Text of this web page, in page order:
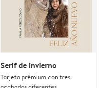
Serif de invierno
Tarjeta prémium con tres